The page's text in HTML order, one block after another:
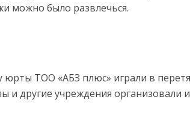
можно было развлечься.
юрты ТОО «АБЗ плюс» играли в
другие учреждения организовали